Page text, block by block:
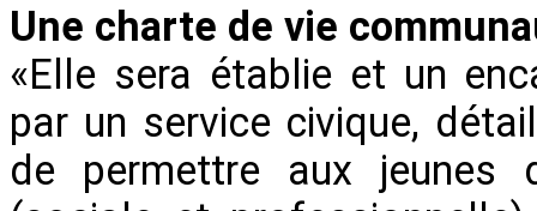
Une charte de vie
«Elle sera établie et un
par un service civique,
de permettre aux jeunes